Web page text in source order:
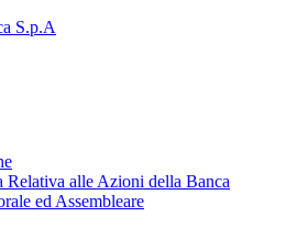
S.p.A
Relativa alle Azioni della Banca
ed Assembleare